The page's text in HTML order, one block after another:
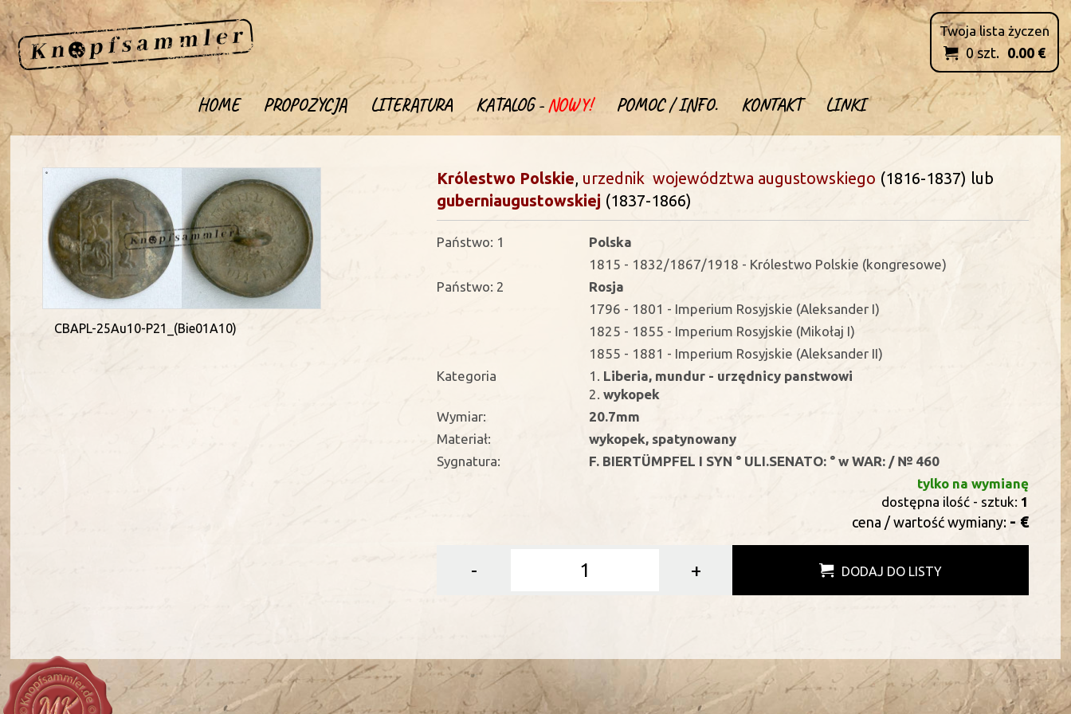
HOME PROPOZYCJA LITERATURA KATALOG -NOWY! POMOC / INFO. KONTAKT LINKI
Twoja lista życzen
 0szt. 0.00 €
CBAPL-25Au10-P21_(Bie01A10)
Królestwo Polskie, urzednikwojewództwa augustowskiego (1816-1837) lub
guberniaugustowskiej (1837-1866)
Państwo: 1
Polska
1815 - 1832/1867/1918 - Królestwo Polskie (kongresowe)
Państwo: 2
Rosja
1796 - 1801 - Imperium Rosyjskie (Aleksander I)
1825 - 1855 - Imperium Rosyjskie (Mikołaj I)
1855 - 1881 - Imperium Rosyjskie (Aleksander II)
Kategoria
1. Liberia, mundur - urzędnicy panstwowi
2. wykopek
Wymiar:
20.7mm
Materiał:
wykopek, spatynowany
Sygnatura:
F. BIERTÜMPFEL I SYN ° ULI.SENATO: ° w WAR: / № 460
tylko na wymianę
dostępna ilość - sztuk: 1
cena / wartość wymiany: - €
- + DODAJ DO LISTY